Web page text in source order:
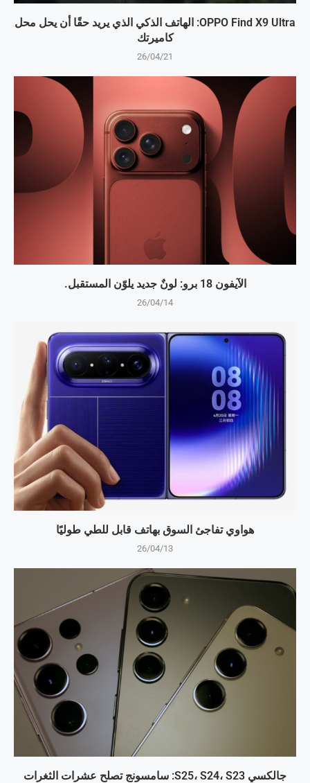
OPPO Find X9 Ultra: الهاتف الذكي الذي يريد حقًا أن يحل محل
كاميرتك
26/04/21
الآيفون 18 برو: لونٌ جديد يلوّن المستقبل.
26/04/14
هواوي تفاجئ السوق بهاتف قابل للطي طوليًا
26/04/13
جالكسي S25، S24، S23: سامسونج تصلح عشرات الثغرات